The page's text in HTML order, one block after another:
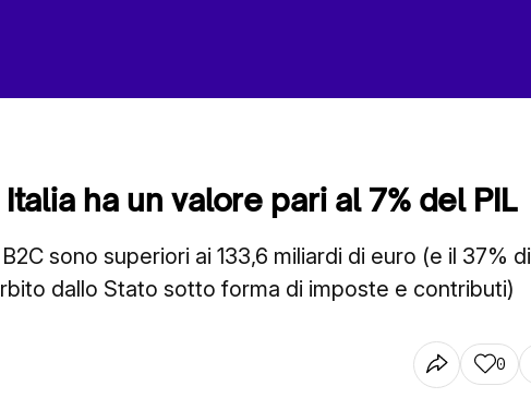
ha un valore pari al 7% del PIL
sono superiori ai 133,6 miliardi di euro (e il 37% di
dallo Stato sotto forma di imposte e contributi)
0